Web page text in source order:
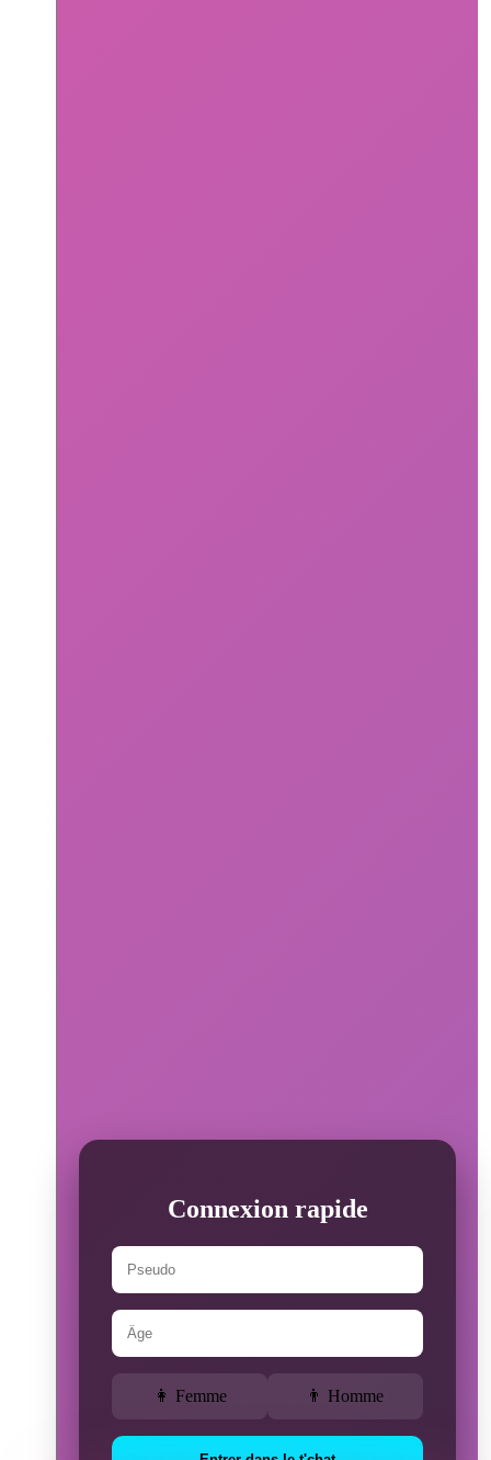
Connexion rapide
👩 Femme 👨 Homme